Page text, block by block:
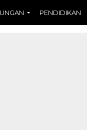
PENDIDIKAN